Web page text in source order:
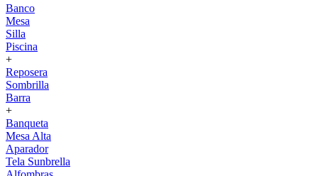
Banco
Mesa
Silla
Piscina
+
Reposera
Sombrilla
Barra
+
Banqueta
Mesa Alta
Aparador
Tela Sunbrella